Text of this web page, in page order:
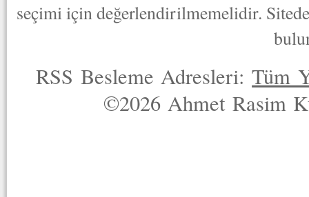
seçimi için değerlendirilmemelidir.
RSS Besleme Adresleri:Tüm
©2026 Ahmet Rasim